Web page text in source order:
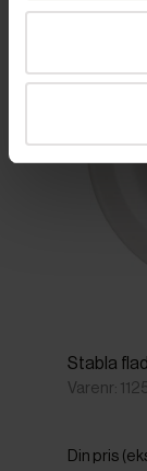
Stabla
Varenr:
Din pris